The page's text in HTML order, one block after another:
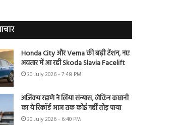
Honda City और Verna की बढ़ी टेंशन, नए
अवतार में आ रही Skoda Slavia Facelift
30 July 2026 - 7:48 PM
अजिंक्य रहाणे ने लिया संन्यास, लेकिन कप्तानी
का ये रिकॉर्ड आज तक कोई नहीं तोड़ पाया
30 July 2026 - 6:40 PM